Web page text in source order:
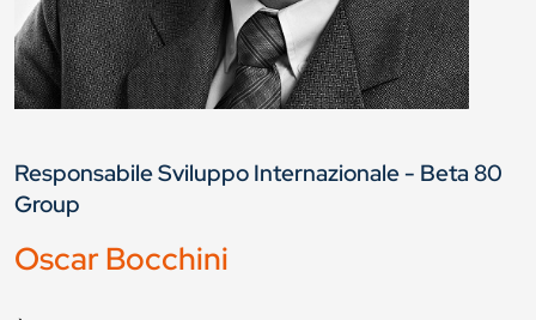
Responsabile Sviluppo Internazionale - Beta 80
Group
Oscar Bocchini